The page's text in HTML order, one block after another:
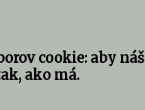
cookie: aby náš
ako má.